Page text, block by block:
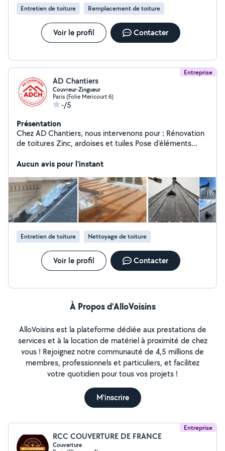
Entretien de toiture Remplacement de toiture
Voir le profil Contacter
Entreprise
AD Chantiers
Couvreur-Zingueur
Paris (Folie Mericourt 6)
-/5
Présentation
Chez AD Chantiers, nous intervenons pour : Rénovation
de toitures Zinc, ardoises et tuiles Pose d'éléments
Entretien et démoussage de toiture Pose de Velux et
avez un projet ou besoin d'un avis professionnel ?
Contactez-nous pour une étude personnalisée.
Aucun avis pour l'instant
Entretien de toiture Nettoyage de toiture
Voir le profil Contacter
À Propos d’AlloVoisins
AlloVoisins est la plateforme dédiée aux prestations de
services et à la location de matériel à proximité de chez
vous ! Rejoignez notre communauté de 4,5 millions de
membres, professionnels et particuliers, et facilitez
votre quotidien pour tous vos projets !
M'inscrire
Entreprise
RCC COUVERTURE DE FRANCE
Couverture